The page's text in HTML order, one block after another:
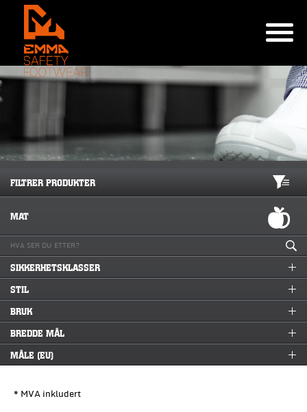
FILTRER PRODUKTER
MAT
SIKKERHETSKLASSER
STIL
BRUK
BREDDE MÅL
MÅLE (EU)
* MVA inkludert